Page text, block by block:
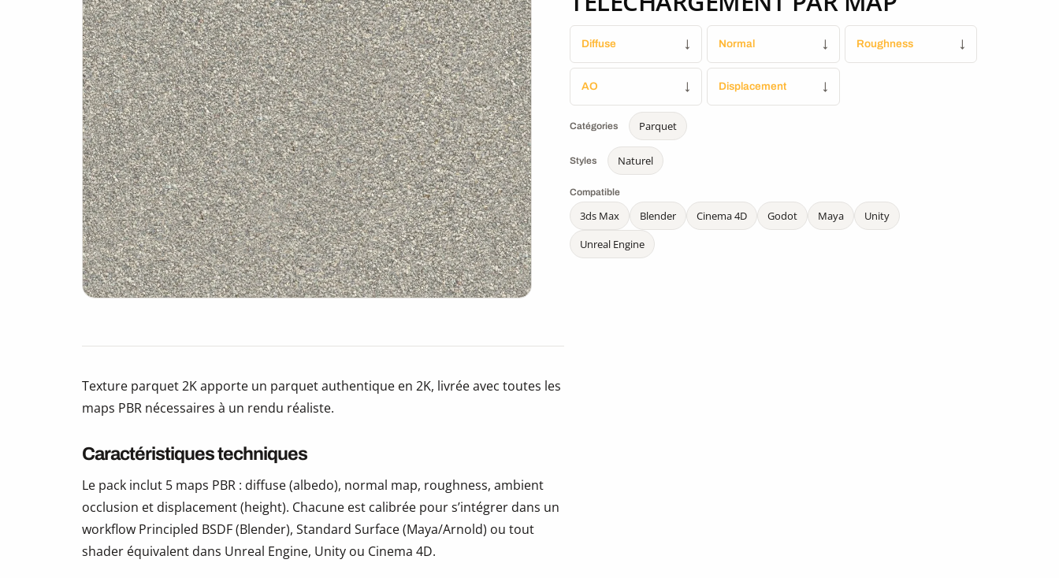
Diffuse ↓ Normal ↓ Roughness ↓
AO ↓ Displacement ↓
Catégories Parquet
Styles Naturel
Compatible
3ds Max Blender Cinema 4D Godot Maya
Unity
Unreal Engine
Texture parquet 2K apporte un parquet authentique en 2K, livrée avec toutes les
maps PBR nécessaires à un rendu réaliste.
Caractéristiques techniques
Le pack inclut 5 maps PBR : diffuse (albedo), normal map, roughness, ambient
occlusion et displacement (height). Chacune est calibrée pour s’intégrer dans un
workflow Principled BSDF (Blender), Standard Surface (Maya/Arnold) ou tout
shader équivalent dans Unreal Engine, Unity ou Cinema 4D.